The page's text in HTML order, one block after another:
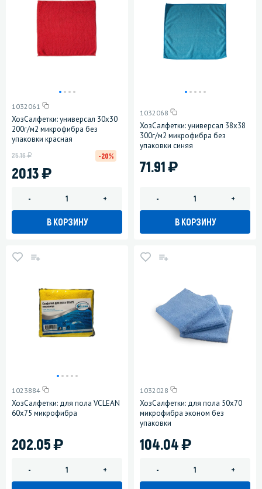
1032061
ХозСалфетки: универсал 30х30
200г/м2 микрофибра без
упаковки красная
20.13)
25.16у -20%
- +
В КОРЗИНУ
1032068
ХозСалфетки: универсал 38х38
300г/м2 микрофибра без
упаковки синяя
71.91)
- +
В КОРЗИНУ
1023884
ХозСалфетки: для пола VCLEAN
60х75 микрофибра
202.05)
- +
1032028
ХозСалфетки: для пола 50х70
микрофибра эконом без
упаковки
104.04)
- +